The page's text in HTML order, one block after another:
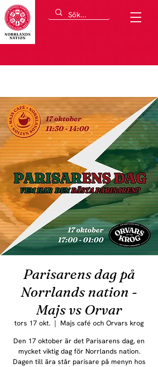
Parisarens dag på
Norrlands nation -
Majs vs Orvar
tors 17 okt.
  |
Majs café och Orvars krog
Den 17 oktober är det Parisarens dag, en
mycket viktig dag för Norrlands nation.
Dagen till ära står parisare på menyn hos